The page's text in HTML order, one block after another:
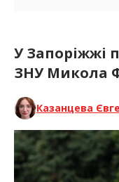
У Запоріжжі
ЗНУ Микола
Казанцева